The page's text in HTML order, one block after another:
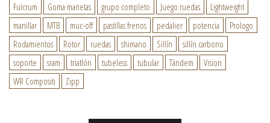
Fulcrum
Goma manetas grupo completo Juego ruedas
Lightweight
manillar
MTB muc-off pastillas frenos pedalier potencia
Prologo
Rodamientos
Rotor ruedas shimano Sillín
sillín carbono
soporte
sram triatlón tubeless tubular Tándem
Vision
WR Compositi
Zipp